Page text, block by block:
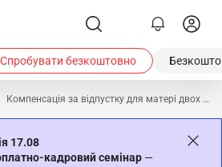
Спробувати безкоштовно
Компенсація за відпустку для матері двох дітей: нюанси
17.08
кадровий семінар —